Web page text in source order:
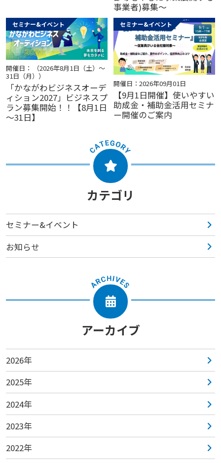
事業者)募集～
セミナー&イベント
開催日： （2026年8月1日（土）～
31日（月））
「かながわビジネスオーデ
ィション2027」ビジネスプ
ラン募集開始！！【8月1日
～31日】
セミナー&イベント
開催日：2026年09月01日
【9月1日開催】使いやすい
助成金・補助金活用セミナ
ー開催のご案内
カテゴリ
セミナー&イベント
お知らせ
アーカイブ
2026年
2025年
2024年
2023年
2022年